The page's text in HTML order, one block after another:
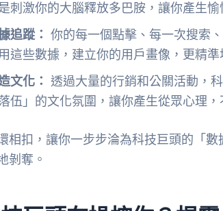
刺激你的大腦釋放多巴胺，讓你產生
追蹤： 你的每一個點擊、每一次搜索
這些數據，建立你的用戶畫像，更精
文化： 透過大量的行銷和公關活動，
伍」的文化氛圍，讓你產生從眾心理，
相扣，讓你一步步淪為科技巨頭的「
剝奪。